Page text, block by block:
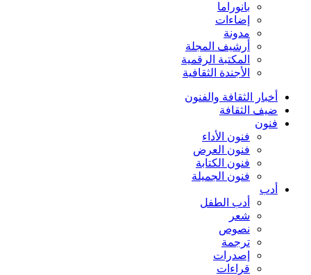
بانوراما
إضاءات
مدونة
أرشيف المجلة
المكتبة الرقمية
الأجندة الثقافية
أخبار الثقافة والفنون
ضيف الثقافة
فنون
فنون الأداء
فنون العرض
فنون الكتابة
فنون الجميلة
أدب
أدب الطفل
شعر
نصوص
ترجمة
إصدرات
قراءات